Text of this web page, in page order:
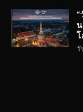
“
โ
วั